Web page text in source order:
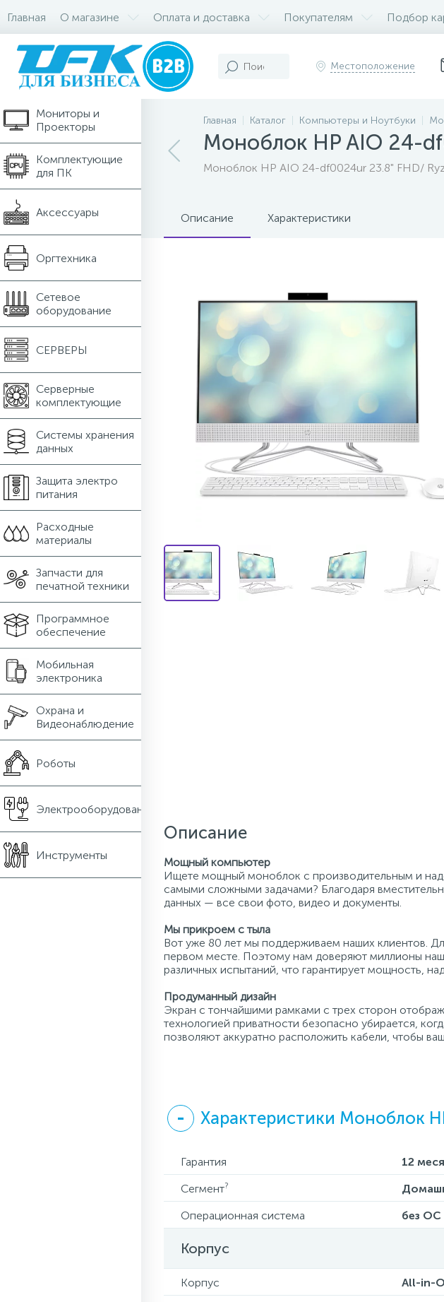
Главная О магазине Оплата и доставка Покупателям Подбор
Местоположение
Компьютеры и
Ноутбуки
Мониторы и
Проекторы
Комплектующие
для ПК
Аксессуары
Оргтехника
Сетевое
оборудование
СЕРВЕРЫ
Серверные
комплектующие
Системы хранения
данных
Защита электро
питания
Расходные
материалы
Запчасти для
печатной техники
Программное
обеспечение
Мобильная
электроника
Охрана и
Видеонаблюдение
Роботы
Электрооборудование
Инструменты
Главная Каталог Компьютеры и Ноутбуки
Моноблок HP AIO 24-
Моноблок HP AIO 24-df0024ur 23.8" FHD/
Описание Характеристики
Описание
Мощный компьютер
Ищете мощный моноблок с производительным и
самыми сложными задачами? Благодаря
данных — все свои фото, видео и документы.
Мы прикроем с тыла
Вот уже 80 лет мы поддерживаем наших клиентов.
первом месте. Поэтому нам доверяют миллионы
различных испытаний, что гарантирует мощность,
Продуманный дизайн
Экран с тончайшими рамками с трех сторон
технологией приватности безопасно убирается,
позволяют аккуратно расположить кабели, чтобы
Характеристики Моноблок
Гарантия
12
Сегмент?
Операционная система
без ОС
Корпус
Корпус
All-in-